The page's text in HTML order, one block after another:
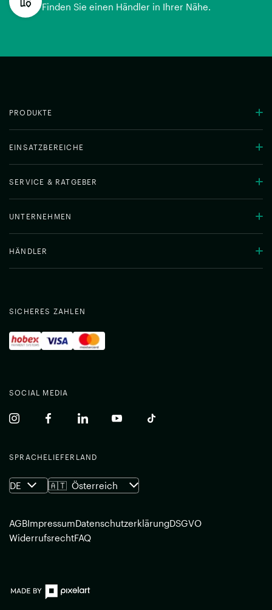
Finden Sie einen Händler in Ihrer Nähe.
PRODUKTE
EINSATZBEREICHE
SERVICE & RATGEBER
UNTERNEHMEN
HÄNDLER
SICHERES ZAHLEN
SOCIAL MEDIA
(common.opens_in_new_window)
(common.opens_in_new_window)
(common.opens_in_new_window)
(common.opens_in_new_window)
SPRACHE
DE
LIEFERLAND
🇦🇹 Österreich
AGBImpressumDatenschutzerklärungDSGVO
WiderrufsrechtFAQ